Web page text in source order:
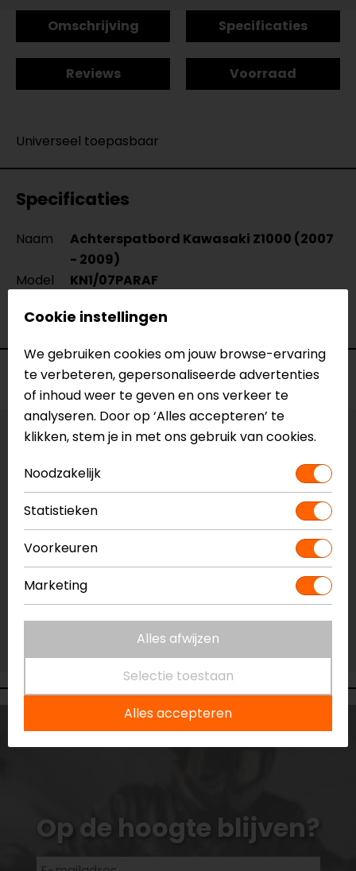
Omschrijving Specificaties
Reviews Voorraad
Universeel toepasbaar
Specificaties
Naam
Achterspatbord Kawasaki Z1000 (2007
- 2009)
Model
KN1/07PARAF
Kleur
N.v.t.
Voorraad
Vestiging Apeldoorn
Niet op voorraad
Vestiging Breda
Niet op voorraad
Niet op voorraad
Vestiging Eindhoven
Niet op voorraad
Op de hoogte blijven?
Cookie instellingen
We gebruiken cookies om jouw browse-ervaring
te verbeteren, gepersonaliseerde advertenties
of inhoud weer te geven en ons verkeer te
analyseren. Door op ‘Alles accepteren’ te
klikken, stem je in met ons gebruik van cookies.
Noodzakelijk
Statistieken
Voorkeuren
Marketing
Alles afwijzen
Selectie toestaan
Alles accepteren